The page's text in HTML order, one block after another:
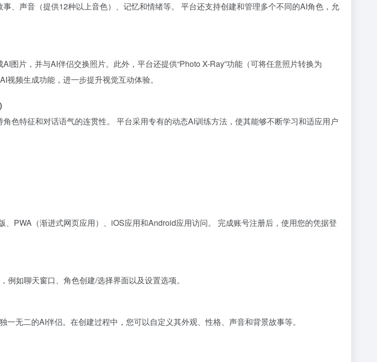
、声音（提供12种以上音色）、记忆和情绪等。 平台还支持创建和管理多个不同的AI角色，允
图片，并与AI伴侣交换照片。此外，平台还提供“Photo X-Ray”功能（可将任意照片转换为
频生成功能，进一步提升视觉互动体验。
色特征和对话语气的连贯性。 平台采用专有的动态AI训练方法，使其能够不断学习和适应用户
PWA（渐进式网页应用）、iOS应用和Android应用访问。 完成账号注册后，使用您的凭据登
如聊天窗口、角色创建/选择界面以及设置选项。
无二的AI伴侣。在创建过程中，您可以自定义其外观、性格、声音和背景故事等。